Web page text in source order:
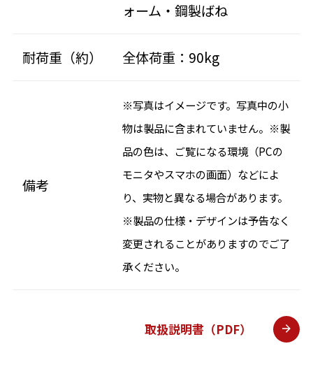
ォーム・鋼製ばね
耐荷重（約） 全体荷重：90kg
備考
※写真はイメージです。写真中の小
物は製品に含まれていません。※製
品の色は、ご覧になる環境（PCの
モニタやスマホの画面）などによ
り、実物と異なる場合があります。
※製品の仕様・デザインは予告なく
変更されることがありますのでご了
承ください。
取扱説明書（PDF）